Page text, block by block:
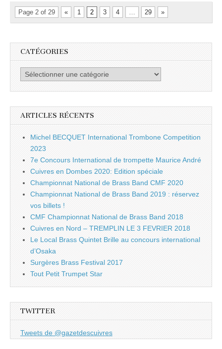
Page 2 of 29 « 1 2 3 4 … 29 »
CATÉGORIES
Catégories
ARTICLES RÉCENTS
Michel BECQUET International Trombone Competition
2023
7e Concours International de trompette Maurice André
Cuivres en Dombes 2020: Edition spéciale
Championnat National de Brass Band CMF 2020
Championnat National de Brass Band 2019 : réservez
vos billets !
CMF Championnat National de Brass Band 2018
Cuivres en Nord – TREMPLIN LE 3 FEVRIER 2018
Le Local Brass Quintet Brille au concours international
d’Osaka
Surgères Brass Festival 2017
Tout Petit Trumpet Star
TWITTER
Tweets de @gazetdescuivres